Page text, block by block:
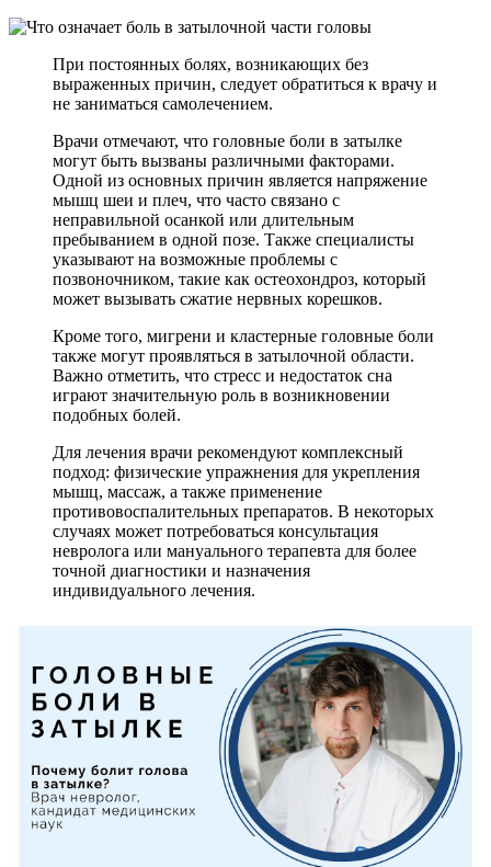
При постоянных болях, возникающих без
выраженных причин, следует обратиться к врачу и
не заниматься самолечением.
Врачи отмечают, что головные боли в затылке
могут быть вызваны различными факторами.
Одной из основных причин является напряжение
мышц шеи и плеч, что часто связано с
неправильной осанкой или длительным
пребыванием в одной позе. Также специалисты
указывают на возможные проблемы с
позвоночником, такие как остеохондроз, который
может вызывать сжатие нервных корешков.
Кроме того, мигрени и кластерные головные боли
также могут проявляться в затылочной области.
Важно отметить, что стресс и недостаток сна
играют значительную роль в возникновении
подобных болей.
Для лечения врачи рекомендуют комплексный
подход: физические упражнения для укрепления
мышц, массаж, а также применение
противовоспалительных препаратов. В некоторых
случаях может потребоваться консультация
невролога или мануального терапевта для более
точной диагностики и назначения
индивидуального лечения.